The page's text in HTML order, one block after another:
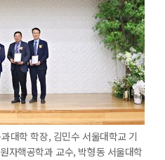
대학 학장, 김민수 서울대학교 기
자핵공학과 교수, 박형동 서울대학